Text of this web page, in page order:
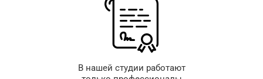
В нашей студии работают